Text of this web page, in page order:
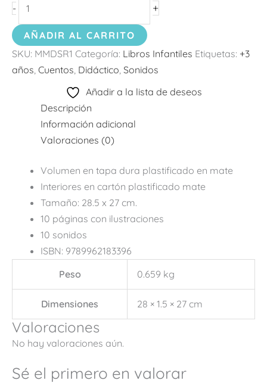
- +
AÑADIR AL CARRITO
SKU: MMDSR1 Categoría: Libros Infantiles Etiquetas: +3
años Cuentos Didáctico Sonidos
Añadir a la lista de deseos
Descripción
Información adicional
Valoraciones (0)
Volumen en tapa dura plastificado en mate
Interiores en cartón plastificado mate
Tamaño: 28.5 x 27 cm.
10 páginas con ilustraciones
10 sonidos
ISBN: 9789962183396
Peso
0.659 kg
Dimensiones 28 × 1.5 × 27 cm
Valoraciones
No hay valoraciones aún.
Sé el primero en valorar